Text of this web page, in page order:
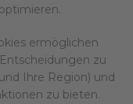
ermöglichen
zu
Ihre Region) und
zu bieten.